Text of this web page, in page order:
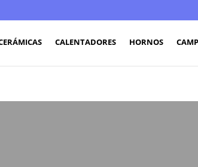
CALENTADORES HORNOS